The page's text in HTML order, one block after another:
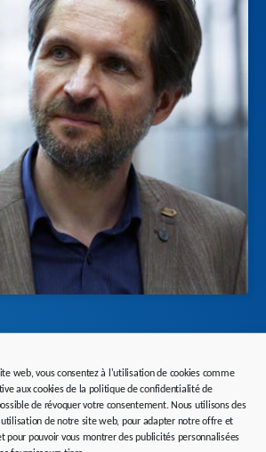
web, vous consentez à l'utilisation de cookies comme
aux cookies de la politique de confidentialité de
de révoquer votre consentement. Nous utilisons des
utilisation de notre site web, pour adapter notre offre et
pour pouvoir vous montrer des publicités personnalisées
Lean de STOBER fonctionnent
Cela permet également de
câble de puissance standard à